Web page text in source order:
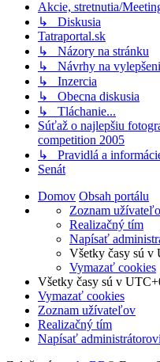
Akcie, stretnutia/
↳ Diskusia
Tatraportal.sk
↳ Názory na stránku
↳ Návrhy na
↳ Inzercia
↳ Obecna diskusia
↳ Tláchanie...
Súťaž o najlepšiu
competition 2005
↳ Pravidlá a
Senát
Domov Obsah portálu
Zoznam
Realizačný tím
Napísať
Všetky časy sú v
Vymazať cookies
Všetky časy sú v
Vymazať cookies
Zoznam užívateľov
Realizačný tím
Napísať